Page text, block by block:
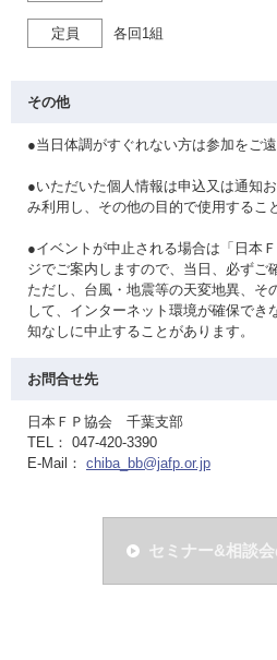
定員 各回1組
その他
●当日体調がすぐれない方は参加をご遠
●いただいた個人情報は申込又は通知
み利用し、その他の目的で使用するこ
●イベントが中止される場合は「日本
ジでご案内しますので、当日、必ずご
ただし、台風・地震等の天変地異、そ
して、インターネット環境が確保でき
知なしに中止することがあります。
お問合せ先
日本ＦＰ協会 千葉支部
TEL： 047-420-3390
E-Mail： chiba_bb@jafp.or.jp
セミナー&相談